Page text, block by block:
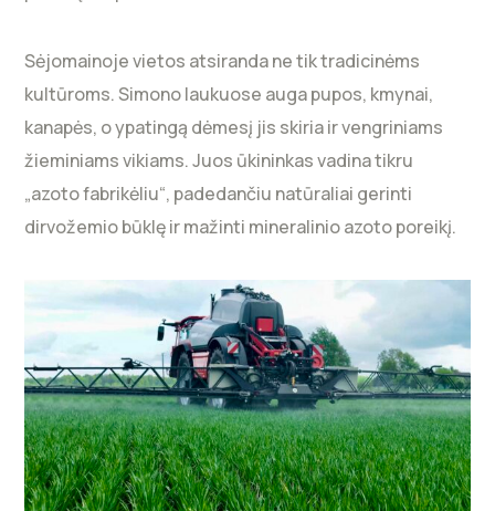
Sėjomainoje vietos atsiranda ne tik tradicinėms
kultūroms. Simono laukuose auga pupos, kmynai,
kanapės, o ypatingą dėmesį jis skiria ir vengriniams
žieminiams vikiams. Juos ūkininkas vadina tikru
„azoto fabrikėliu“, padedančiu natūraliai gerinti
dirvožemio būklę ir mažinti mineralinio azoto poreikį.